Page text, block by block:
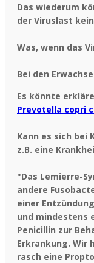
Das wiederum
der Viruslast
Was, wenn das
Bei den
Es könnte
Prevotella copri
Kann es sich bei
z.B. eine
"Das Lemierre-
andere
einer
und mindestens
Penicillin zur
Erkrankung. Wir
rasch eine